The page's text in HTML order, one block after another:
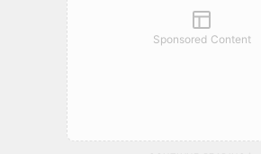
Sponsored Content